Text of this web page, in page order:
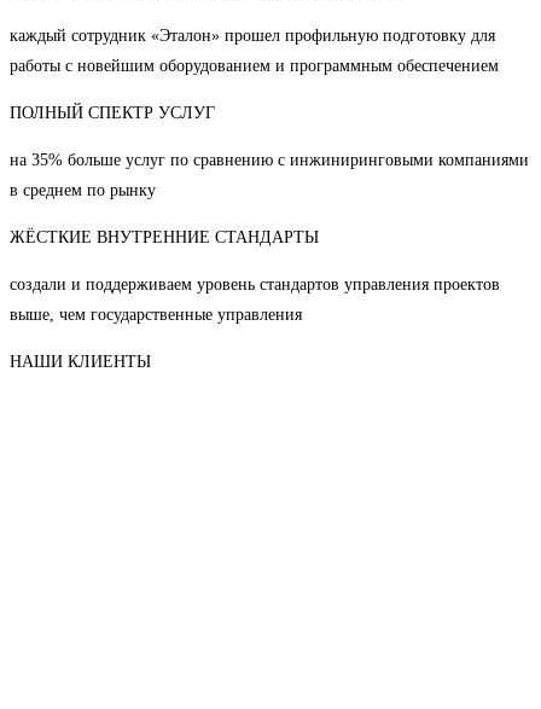
каждый сотрудник «Эталон» прошел профильную подготовку для
работы с новейшим оборудованием и программным обеспечением
ПОЛНЫЙ СПЕКТР УСЛУГ
на 35% больше услуг по сравнению с инжиниринговыми компаниями
в среднем по рынку
ЖЁСТКИЕ ВНУТРЕННИЕ СТАНДАРТЫ
создали и поддерживаем уровень стандартов управления проектов
выше, чем государственные управления
НАШИ КЛИЕНТЫ